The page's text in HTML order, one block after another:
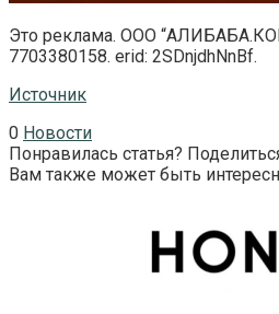
Это реклама. ООО
7703380158. erid: 2SDnjdhNnBf.
Источник
0 Новости
Понравилась статья?
Вам также может быть